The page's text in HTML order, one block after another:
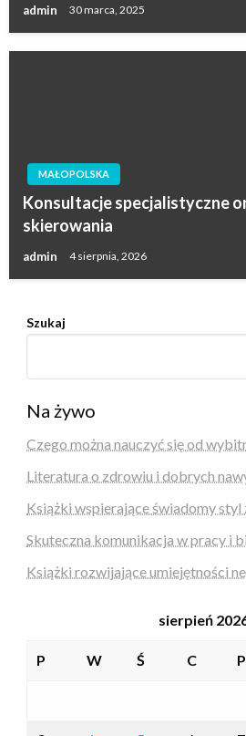
admin 30 marca, 2025
MAŁOPOLSKA
Konsultacje specjalistyczne
skierowania
admin 4 sierpnia, 2026
Szukaj
Na żywo
Czego można nauczyć się od
Literatura o zdrowiu i dobrych
Książki wspierające świadomy styl
Skuteczna komunikacja w pracy i
Książki rozwijające umiejętności
sierpień
P W Ś C P